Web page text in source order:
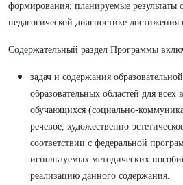
формирования; планируемые результаты
педагогической диагностике достижения
Содержательный раздел Программы
задач и содержания
образовательных областей для всех
обучающихся (социально-
речевое, художественно-
соответствии с федеральной
используемых методических
реализацию данного содержания.